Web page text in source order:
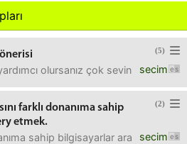
(5)
secim
olursanız çok sevinirim.
(2)
farklı donanıma sahip
etmek.
secim
sahip bilgisayarlar arasında